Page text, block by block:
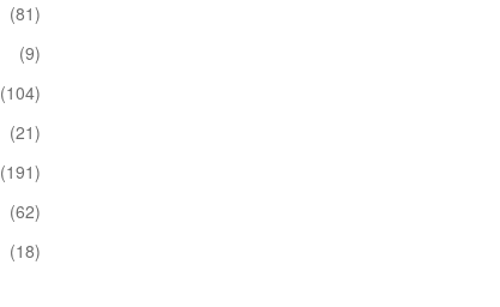
(81)
(9)
(104)
(21)
(191)
(62)
(18)